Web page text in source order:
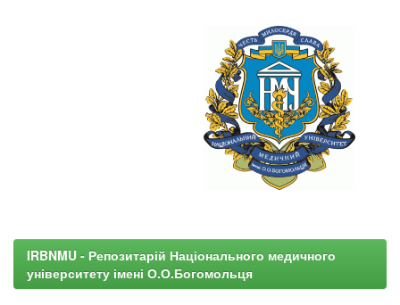
IRBNMU - Репозитарій Національного медичного
університету імені О.О.Богомольця